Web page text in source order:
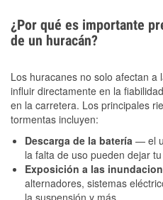
¿Por qué es importante
de un huracán?
Los huracanes no solo afectan a
influir directamente en la
en la carretera. Los principales
tormentas incluyen:
Descarga de la batería — el
la falta de uso pueden dejar
Exposición a las
alternadores, sistemas
la suspensión y más.